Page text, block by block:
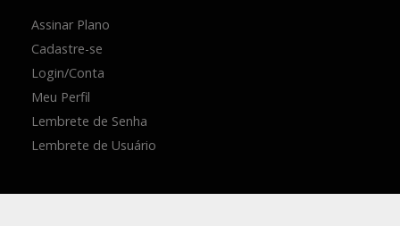
Assinar Plano
Cadastre-se
Login/Conta
Meu Perfil
Lembrete de Senha
Lembrete de Usuário